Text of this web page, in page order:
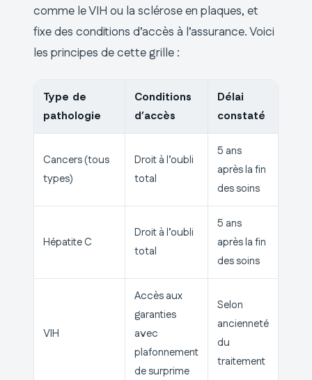
comme le VIH ou la sclérose en plaques, et
fixe des conditions d’accès à l’assurance. Voici
les principes de cette grille :
Type de
pathologie
Conditions
d’accès
Délai
constaté
Cancers (tous
types)
Droit à l’oubli
total
5 ans
après la fin
des soins
Hépatite C
Droit à l’oubli
total
5 ans
après la fin
des soins
VIH
Accès aux
garanties
avec
plafonnement
de surprime
Selon
ancienneté
du
traitement